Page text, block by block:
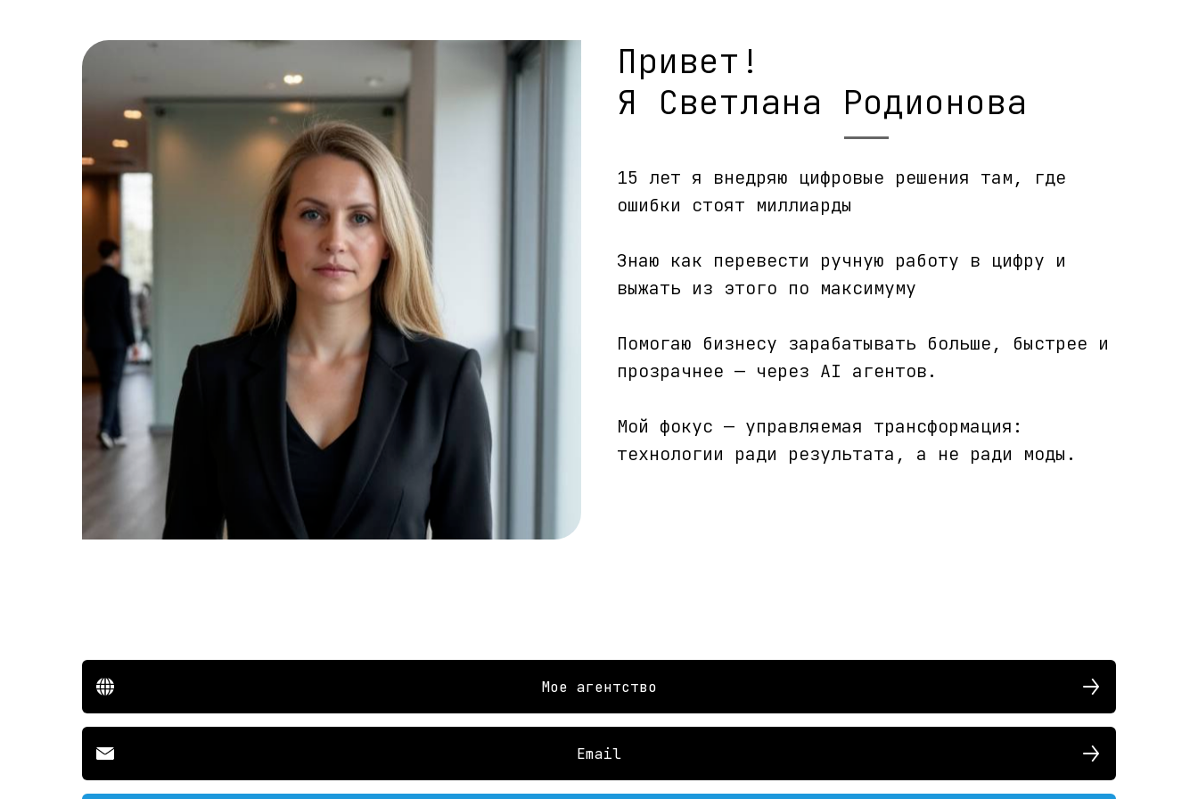
Привет!
Я Светлана Родионова
15 лет я внедряю цифровые решения там, где
ошибки стоят миллиарды
Знаю как перевести ручную работу в цифру и
выжать из этого по максимуму
Помогаю бизнесу зарабатывать больше, быстрее и
прозрачнее — через AI агентов.
Мой фокус — управляемая трансформация:
технологии ради результата, а не ради моды.
Мое агентство
Email